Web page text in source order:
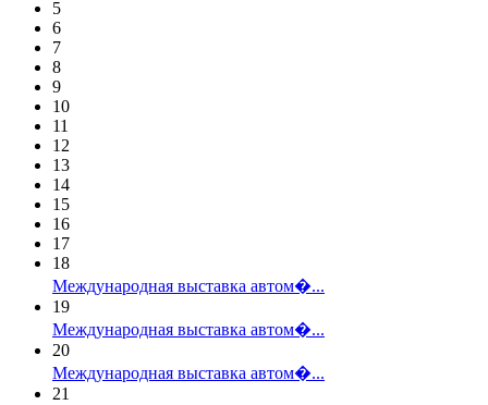
5
6
7
8
9
10
11
12
13
14
15
16
17
18
Международная выставка автом�...
19
Международная выставка автом�...
20
Международная выставка автом�...
21